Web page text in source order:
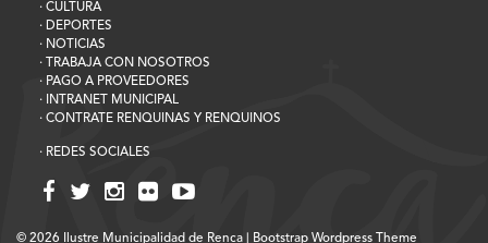
· CULTURA
· DEPORTES
· NOTICIAS
· TRABAJA CON NOSOTROS
· PAGO A PROVEEDORES
· INTRANET MUNICIPAL
· CONTRATE RENQUINAS Y RENQUINOS
· REDES SOCIALES
© 2026 Ilustre Municipalidad de Renca Bootstrap Wordpress Theme